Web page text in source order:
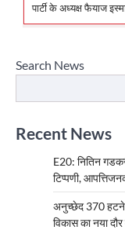
पार्टी के अध्यक्ष फैयाज
Search News
Recent News
E20: नितिन
टिप्पणी,
अनुच्छेद 370 हटने
विकास का नया